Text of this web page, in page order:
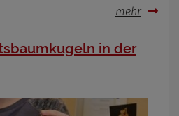
mehr
in der